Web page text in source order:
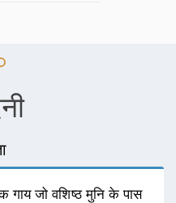
गाय जो वशिष्ठ मुनि के पास